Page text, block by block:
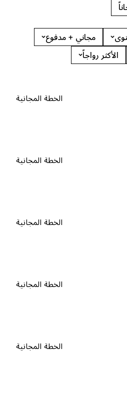
مجاني + مدفوع
الأكثر رواجاً
الخطة المجانية
الخطة المجانية
الخطة المجانية
الخطة المجانية
الخطة المجانية